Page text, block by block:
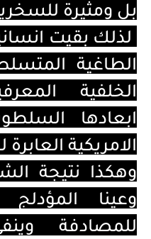
بل ومثيرة
لذلك بقيت
الطاغية
الخلفية
ابعادها
الامريكية العابرة
وهكذا نتيجة
وعينا
للمصادفة